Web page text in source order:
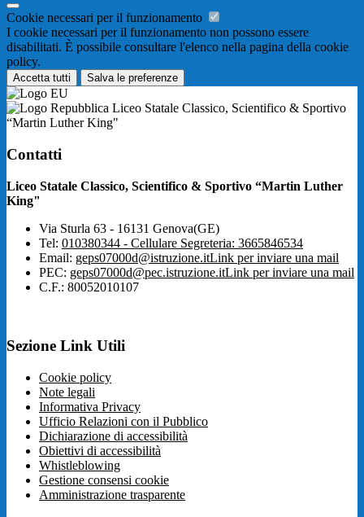
Cookie necessari per il funzionamento
I cookie necessari per il funzionamento non possono essere
disabilitati. È possibile consultare l'elenco nella pagina della cookie
policy.
Accetta tutti Salva le preferenze
Liceo Statale Classico, Scientifico & Sportivo
“Martin Luther King"
Contatti
Liceo Statale Classico, Scientifico & Sportivo “Martin Luther
King"
Via Sturla 63 - 16131 Genova(GE)
Tel: 010380344 - Cellulare Segreteria: 3665846534
Email: geps07000d@istruzione.itLink per inviare una mail
PEC: geps07000d@pec.istruzione.itLink per inviare una mail
C.F.: 80052010107
Sezione Link Utili
Cookie policy
Note legali
Informativa Privacy
Ufficio Relazioni con il Pubblico
Dichiarazione di accessibilità
Obiettivi di accessibilità
Whistleblowing
Gestione consensi cookie
Amministrazione trasparente